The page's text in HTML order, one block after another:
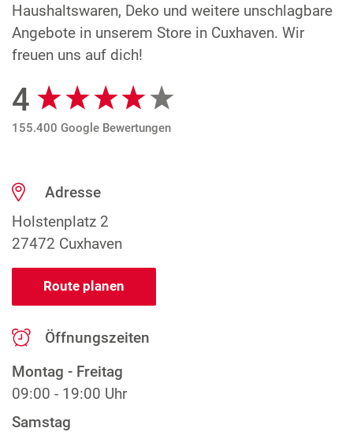
Haushaltswaren, Deko und weitere unschlagbare
Angebote in unserem Store in Cuxhaven. Wir
freuen uns auf dich!
Google Bewertungen
4
155.400 Google Bewertungen
Adresse
Holstenplatz 2
27472 Cuxhaven
Route planen
Öffnungszeiten
Montag - Freitag
09:00 - 19:00 Uhr
Samstag